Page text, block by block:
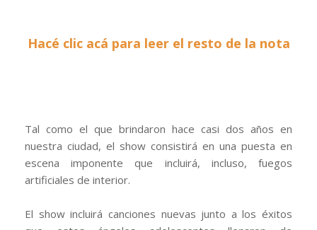
Hacé clic acá para leer el resto de la nota
Tal como el que brindaron hace casi dos años en
nuestra ciudad, el show consistirá en una puesta en
escena imponente que incluirá, incluso, fuegos
artificiales de interior.
El show incluirá canciones nuevas junto a los éxitos